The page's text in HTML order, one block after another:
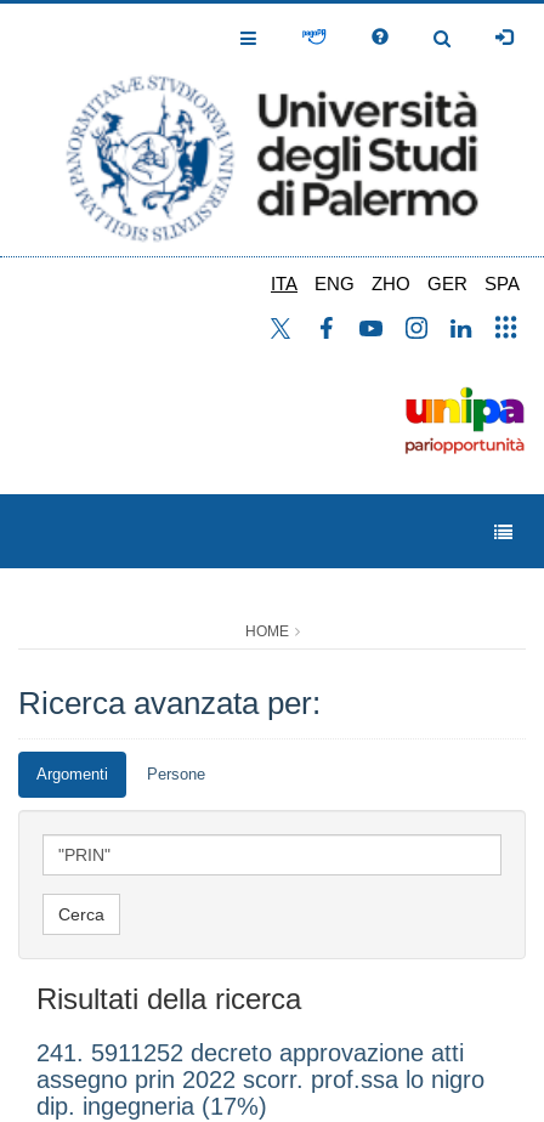
Toggle
Toggle
ITA ENG ZHO GER SPA
HOME
Ricerca avanzata per:
Argomenti Persone
Risultati della ricerca
241. 5911252 decreto approvazione atti
assegno prin 2022 scorr. prof.ssa lo nigro
dip. ingegneria (17%)